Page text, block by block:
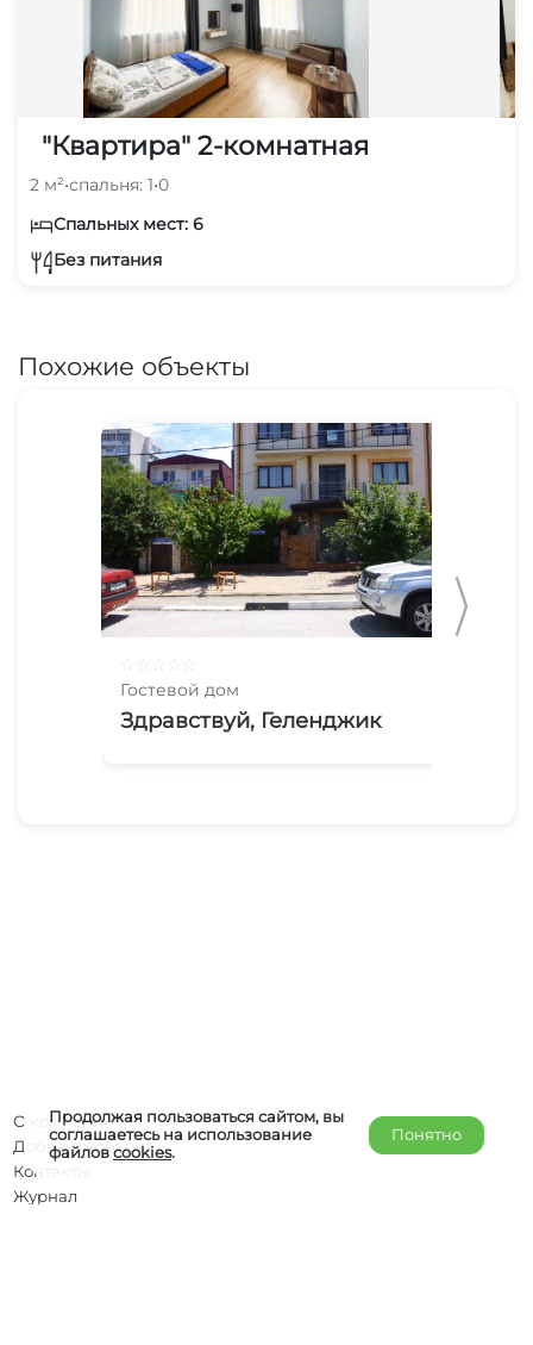
"Квартира" 2-комнатная
2 м²•спальня: 1•0
Спальных мест: 6
Без питания
Похожие объекты
Гостевой дом
Здравствуй, Геленджик
Продолжая пользоваться сайтом, вы
соглашаетесь на использование
файловcookies.
Понятно
О компании
Добавить объект
Контакты
Журнал